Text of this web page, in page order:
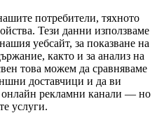
потребители, тяхното
Тези данни използваме
уебсайт, за показване на
както и за анализ на
това можем да сравняваме
доставчици и да ви
онлайн рекламни канали — но
услуги.